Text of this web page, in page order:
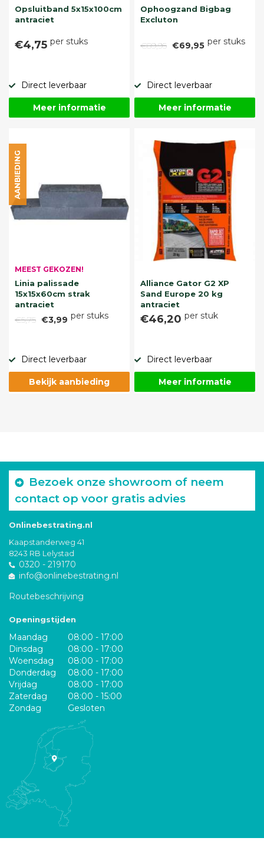
Opsluitband 5x15x100cm
antraciet
€4,75 per stuks
Direct leverbaar
Meer informatie
Ophoogzand Bigbag
Excluton
€89,95 €69,95 per stuks
Direct leverbaar
Meer informatie
MEEST GEKOZEN!
Linia palissade
15x15x60cm strak
antraciet
€5,75 €3,99 per stuks
AANBIEDING
Direct leverbaar
Bekijk aanbieding
Alliance Gator G2 XP
Sand Europe 20 kg
antraciet
€46,20 per stuk
Direct leverbaar
Meer informatie
Bezoek onze showroom of neem
contact op voor gratis advies
Onlinebestrating.nl
Kaapstanderweg 41
8243 RB Lelystad
0320 - 219170
info@onlinebestrating.nl
Routebeschrijving
Openingstijden
Maandag
08:00 - 17:00
Dinsdag
08:00 - 17:00
Woensdag
08:00 - 17:00
Donderdag
08:00 - 17:00
Vrijdag
08:00 - 17:00
Zaterdag
08:00 - 15:00
Zondag
Gesloten